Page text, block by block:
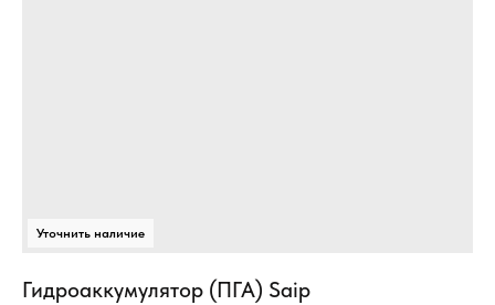
Гидроаккумулятор (ПГА) Saip